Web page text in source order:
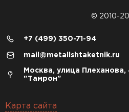
© 2010-
+7 (499) 350-71-94
mail@metallshtaketnik.ru
Москва, улица
"Тамрон"
Карта сайта